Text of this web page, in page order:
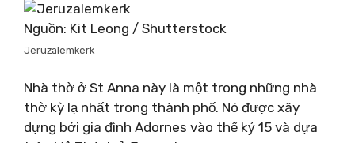
Nguồn: Kit Leong / Shutterstock
Jeruzalemkerk
Nhà thờ ở St Anna này là một trong những nhà
thờ kỳ lạ nhất trong thành phố. Nó được xây
dựng bởi gia đình Adornes vào thế kỷ 15 và dựa